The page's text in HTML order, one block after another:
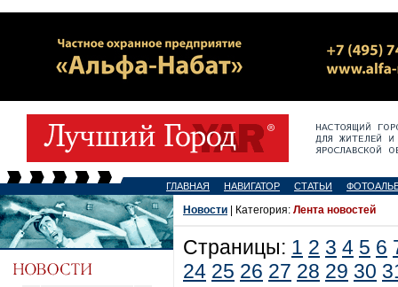
ГЛАВНАЯ НАВИГАТОР СТАТЬИ
Новости | Категория: Лента новостей
Страницы: 1 2 3 4 5 6
24 25 26 27 28 29 30